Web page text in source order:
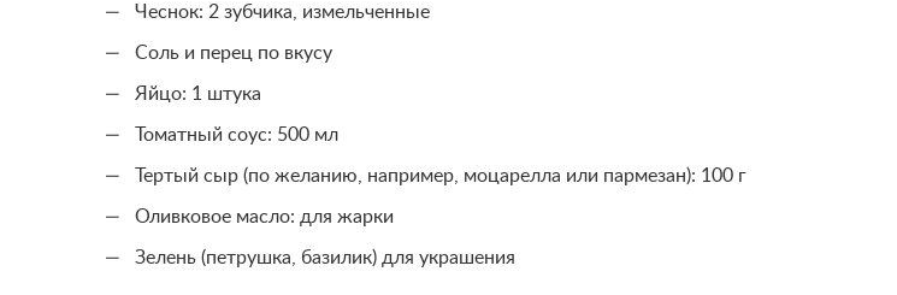
Чеснок: 2 зубчика, измельченные
Соль и перец по вкусу
Яйцо: 1 штука
Томатный соус: 500 мл
Тертый сыр (по желанию, например, моцарелла или пармезан): 100 г
Оливковое масло: для жарки
Зелень (петрушка, базилик) для украшения